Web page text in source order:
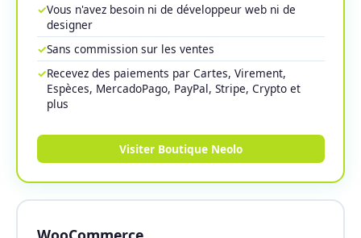
✓Vous n'avez besoin ni de développeur web ni de
designer
✓Sans commission sur les ventes
✓Recevez des paiements par Cartes, Virement,
Espèces, MercadoPago, PayPal, Stripe, Crypto et
plus
Visiter Boutique Neolo